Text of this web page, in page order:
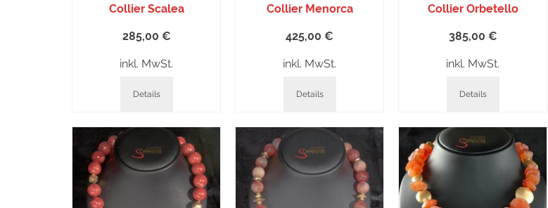
Collier Scalea
285,00 €
inkl. MwSt.
Details
Collier Menorca
425,00 €
inkl. MwSt.
Details
Collier Orbetello
385,00 €
inkl. MwSt.
Details